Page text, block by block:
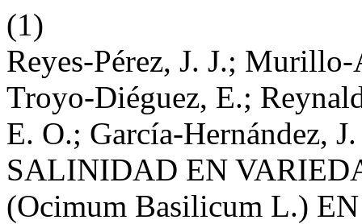
(1)
Reyes-Pérez, J. J.;
Troyo-Diéguez, E.;
E. O.; García-Hernández,
SALINIDAD EN
(Ocimum Basilicum L.)